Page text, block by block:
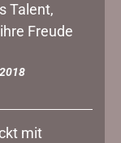
Talent,
Freude
mit